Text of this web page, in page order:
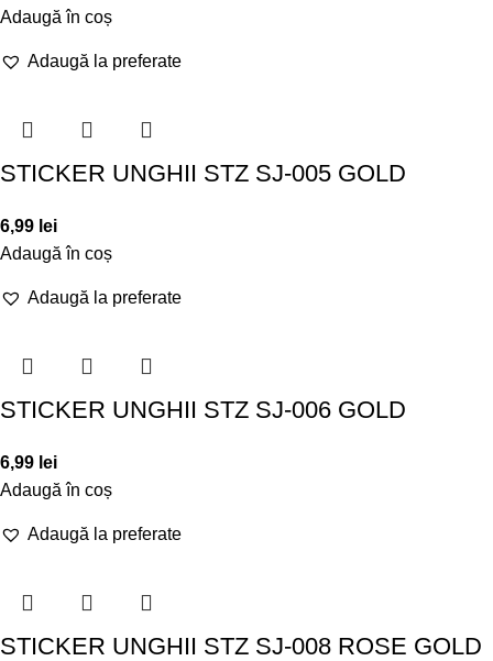
Adaugă în coș
Adaugă la preferate
STICKER UNGHII STZ SJ-005 GOLD
6,99 lei
Adaugă în coș
Adaugă la preferate
STICKER UNGHII STZ SJ-006 GOLD
6,99 lei
Adaugă în coș
Adaugă la preferate
STICKER UNGHII STZ SJ-008 ROSE GOLD